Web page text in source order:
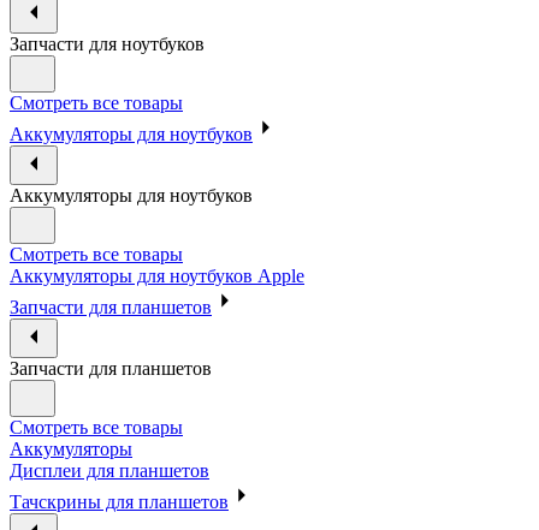
Запчасти для ноутбуков
Смотреть все товары
Аккумуляторы для ноутбуков
Аккумуляторы для ноутбуков
Смотреть все товары
Аккумуляторы для ноутбуков Apple
Запчасти для планшетов
Запчасти для планшетов
Смотреть все товары
Аккумуляторы
Дисплеи для планшетов
Тачскрины для планшетов